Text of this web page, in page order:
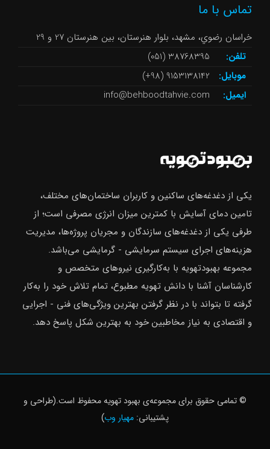
تماس با ما
خراسان رضوي، مشهد، بلوار هنرستان، بین هنرستان 27 و 29
تلفن:
38768395 (051)
موبایل:
9153138142 (98+)
ایمیل:
info@behboodtahvie.com
یکی از دغدغه‌های ساکنین و کاربران ساختمان‌های مختلف،
تامین دمای آسایش با کمترین میزان انرژی مصرفی است؛ از
طرفی یکی از دغدغه‌های سازندگان و مجریان پروژه‌ها، مدیریت
هزینه‌های اجرای سیستم سرمایشی - گرمایشی می‌باشد.
مجموعه بهبودتهویه با به‌کارگیری نیروهای متخصص و
کارشناسان آشنا با دانش تهویه مطبوع، تمام تلاش خود را به‌کار
گرفته تا بتواند با در نظر گرفتن بهترین ویژگی‌های فنی - اجرایی
و اقتصادی به نیاز مخاطبین خود به بهترین شکل پاسخ دهد.
© تمامی حقوق برای مجموعه‌ی بهبود تهویهمحفوظ است.(طراحی و
پشتیبانی: مهیار وب)